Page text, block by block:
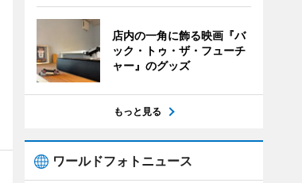
店内の一角に飾る映画『バ
ック・トゥ・ザ・フューチ
ャー』のグッズ
もっと見る
ワールドフォトニュース